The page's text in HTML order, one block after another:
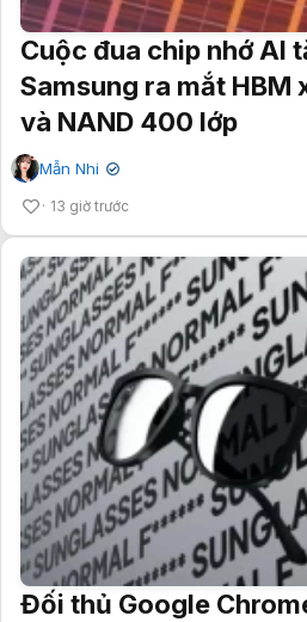
Cuộc đua chip nhớ AI
Samsung ra mắt HBM
và NAND 400 lớp
Mẫn Nhi ✔
13 giờ trước
Đối thủ Google